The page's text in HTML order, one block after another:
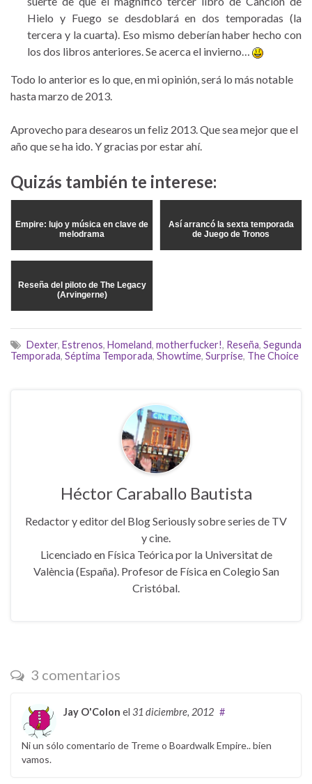
Hielo y Fuego se desdoblará en dos temporadas (la
tercera y la cuarta). Eso mismo deberían haber hecho con
los dos libros anteriores. Se acerca el invierno…
Todo lo anterior es lo que, en mi opinión, será lo más notable
hasta marzo de 2013.
Aprovecho para desearos un feliz 2013. Que sea mejor que el
año que se ha ido. Y gracias por estar ahí.
Quizás también te interese:
Empire: lujo y música en clave de
melodrama
Así arrancó la sexta temporada
de Juego de Tronos
Reseña del piloto de The Legacy
(Arvingerne)
Dexter, Estrenos, Homeland, motherfucker!, Reseña, Segunda
Temporada, Séptima Temporada, Showtime, Surprise, The Choice
Héctor Caraballo Bautista
Redactor y editor del Blog Seriously sobre series de TV
y cine.
Licenciado en Física Teórica por la Universitat de
València (España). Profesor de Física en Colegio San
Cristóbal.
3 comentarios
Jay O'Colon el 31 diciembre, 2012 #
Ni un sólo comentario de Treme o Boardwalk Empire.. bien
vamos.